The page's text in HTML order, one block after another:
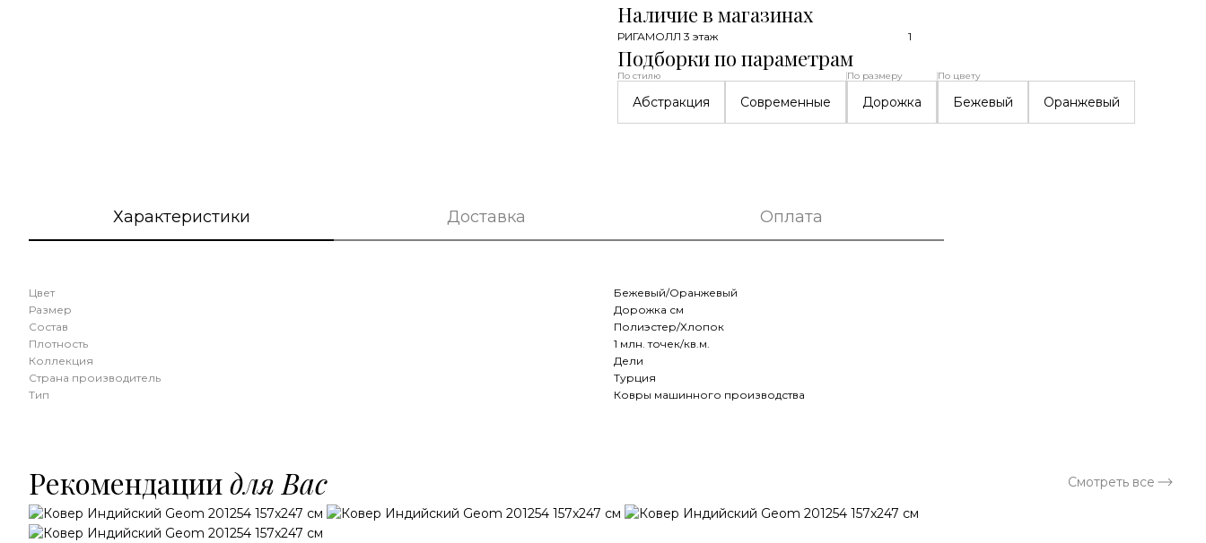
Наличие в магазинах
РИГАМОЛЛ 3 этаж 1
Подборки по параметрам
По стилю
Абстракция Современные
По размеру
Дорожка
По цвету
Бежевый Оранжевый
Характеристики Доставка Оплата
Цвет
Бежевый/Оранжевый
Размер
Дорожка см
Состав
Полиэстер/Хлопок
Плотность
1 млн. точек/кв.м.
Коллекция
Дели
Страна производитель
Турция
Тип
Ковры машинного производства
Рекомендациидля Вас Смотреть все